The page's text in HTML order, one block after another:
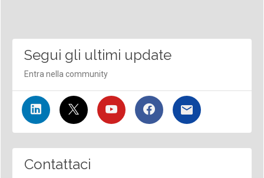
Segui gli ultimi update
Entra nella community
Contattaci